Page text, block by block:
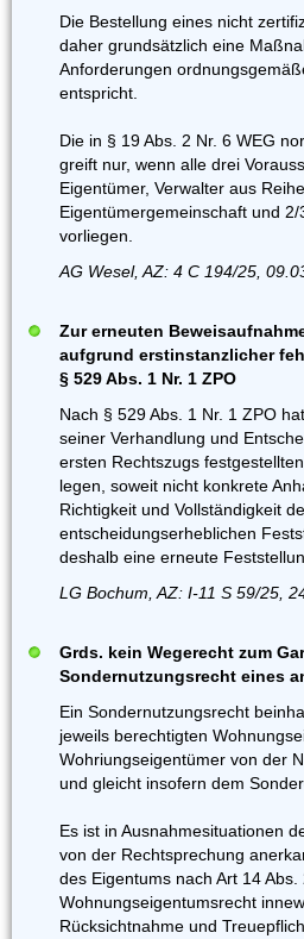
Die Bestellung eines nicht
daher grundsätzlich eine
Anforderungen
entspricht.
Die in § 19 Abs. 2 Nr. 6 WEG
greift nur, wenn alle drei
Eigentümer, Verwalter aus
Eigentümergemeinschaft und
vorliegen.
AG Wesel, AZ: 4 C 194/25,
Zur erneuten
aufgrund erstinstanzlicher
§ 529 Abs. 1 Nr. 1 ZPO
Nach § 529 Abs. 1 Nr. 1 ZPO
seiner Verhandlung und
ersten Rechtszugs
legen, soweit nicht konkrete
Richtigkeit und Vollständigkeit
entscheidungserheblichen
deshalb eine erneute
LG Bochum, AZ: I-11 S 59/25,
Grds. kein Wegerecht zum
Sondernutzungsrecht eines
Ein Sondernutzungsrecht
jeweils berechtigten
Wohriungseigentümer von der
und gleicht insofern dem
Es ist in Ausnahmesituationen
von der Rechtsprechung
des Eigentums nach Art 14
Wohnungseigentumsrecht
Rücksichtnahme und